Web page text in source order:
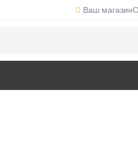
Ваш магазин